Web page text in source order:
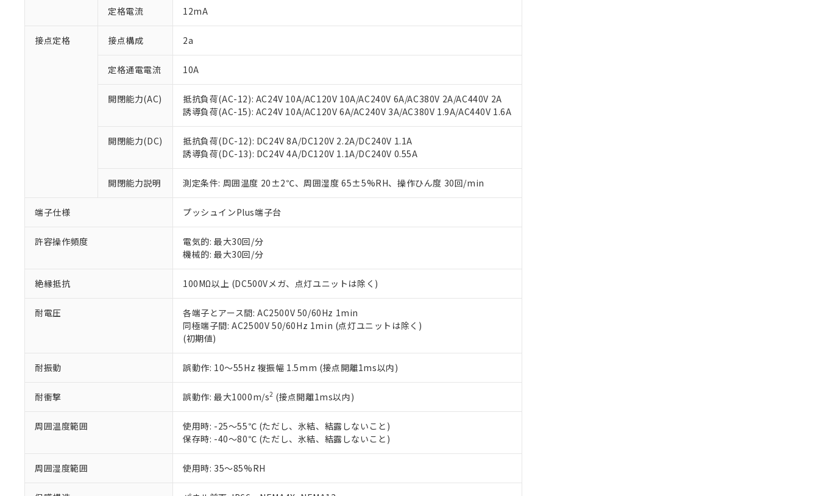
定格電流 12mA
接点定格 接点構成 2a
定格通電電流 10A
開閉能力(AC)
抵抗負荷(AC-12): AC24V 10A/AC120V 10A/AC240V 6A/AC380V 2A/AC440V 2A
誘導負荷(AC-15): AC24V 10A/AC120V 6A/AC240V 3A/AC380V 1.9A/AC440V 1.6A
開閉能力(DC)
抵抗負荷(DC-12): DC24V 8A/DC120V 2.2A/DC240V 1.1A
誘導負荷(DC-13): DC24V 4A/DC120V 1.1A/DC240V 0.55A
開閉能力説明 測定条件: 周囲温度 20±2℃、周囲湿度 65±5%RH、操作ひん度 30回/min
端子仕様 プッシュインPlus端子台
許容操作頻度
電気的: 最大30回/分
機械的: 最大30回/分
絶縁抵抗 100MΩ以上 (DC500Vメガ、点灯ユニットは除く)
耐電圧
各端子とアース間: AC2500V 50/60Hz 1min
同極端子間: AC2500V 50/60Hz 1min (点灯ユニットは除く)
(初期値)
耐振動 誤動作: 10～55Hz 複振幅 1.5mm (接点開離1ms以内)
耐衝撃 誤動作: 最大1000m/s2 (接点開離1ms以内)
周囲温度範囲
使用時: -25～55℃ (ただし、氷結、結露しないこと)
保存時: -40～80℃ (ただし、氷結、結露しないこと)
周囲湿度範囲 使用時: 35～85%RH
い。
正式な納期状況および標準価格はお客様のお取引先、またはお客様担当のオムロン制御機器販売店・
当社販売員にご相談ください。
オムロン制御機器販売店や当社販売拠点は「販売ネットワーク
」をご確認ください。
在庫状況および標準価格結果を当社の事前の承諾なく第三者に漏洩または開示しないようお願いしま
す。
マイパーツ機能（部品リスト作成サービス）をご利用いただくには、I-Webメンバーズにご登録され
お客様が当ウェブサイト上で当社にご登録された部品リストについて、当社および当社の共同利用者
が、当社の製品・サービスに関するお客様との取引・商談に必要な範囲で利用することをご了承くだ
さい。
※当社の共同利用者とは、"個人情報の共同利用に関して"
の「1.共同利用者の範囲」に記載されて
いる法人を指します。
但し、RoHS指令で産業用監視および制御機器に対する適用除外項目は除く。
※2 対応予定月
部品在庫の切り替え状況などにより、予定月が前後することがあります。
※3 非含有証明書ダウンロード
下記の非含有証明書をダウンロードすることができます。
EU RoHS指令（10物質）の非含有証明書
51物質の非含有証明書（当社基準）
※本証明書は発行日時点で非含有を証明するもので、過去に遡って非含有を証明するものではありません。
また、RoHS指令のフタル酸エステル類４物質の対応では、対応完了までの期間は出荷製品に未対応品が
混在することから備考欄に対応日を記載しておりました。
り割愛しております。
「○」：最大均質材料含有率が中国RoHSの基準値以下であることを示します。
「×」：最大均質材料含有率が中国RoHSの基準値を超えていることを示します。
*中国RoHS10物質の基準値 (GB/T26572)：
Pb(鉛) :1000ppm、 Hg(水銀) : 1000ppm、 Cd(カドミウム) : 100ppm、
Cr(Ⅵ)(六価クロム) : 1000ppm、 PBBs(ポリ臭化ビフェニル類) : 1000ppm、 PBDEs(ポリ臭化ジフェニルエーテル類) : 1000ppm、
DBP(フタル酸ジブチル) : 1000ppm、 DIBP(フタル酸ジイソブチル) : 1000ppm、 BBP(フタル酸ブチルベンジル) : 1000ppm、
DEHP(フタル酸ビス(2-エチルヘキシル)) : 1000ppm
※2 環境保護使用期限
「ｅ」：有害物質（10物質）のすべてが基準値以下であることを示します。
「10」：通常の使用状況下において有害物質が外部に漏えいし、環境に深刻な影響を及ぼさない年数を意
味します。
当社は、これら貴社製品のうち、外国為替および外国貿易法に定める商品（以下｢規制貨物等」とい
当社は貴社製品を、核兵器、ミサイル、化学兵器、生物兵器またはその他武器並びにこれらの製造装
置等に一切使用いたしません。
当社は、貴社製品を第三者に販売する場合は、上記1、2および3の内容を当該第三者に通知します。
また当社は、販売先および販売に係わる関係者が違法に輸出するおそれがある場合は、取り引きをい
たしません。
号
○ 一定数以上の在庫あり
△ 一定数には満たないが在庫あり
－
在庫なし(最新の在庫状況については、お客様のお取引先、またはお客様担当のオムロン制御
機器販売店・当社販売員にご確認ください)
空
白
受注生産機種、また在庫状況の情報を公開していない機種